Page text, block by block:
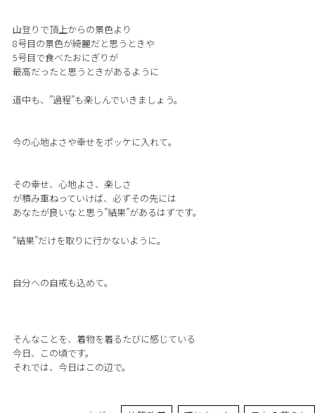
山登りで頂上からの景色より
8号目の景色が綺麗だと思うときや
5号目で食べたおにぎりが
最高だったと思うときがあるように
道中も、”過程”も楽しんでいきましょう。
今の心地よさや幸せをポッケに入れて。
その幸せ、心地よさ、楽しさ
が積み重ねっていけば、必ずその先には
あなたが良いなと思う”結果”があるはずです。
“結果”だけを取りに行かないように。
自分への自戒も込めて。
そんなことを、着物を着るたびに感じている
今日、この頃です。
それでは、今日はこの辺で。